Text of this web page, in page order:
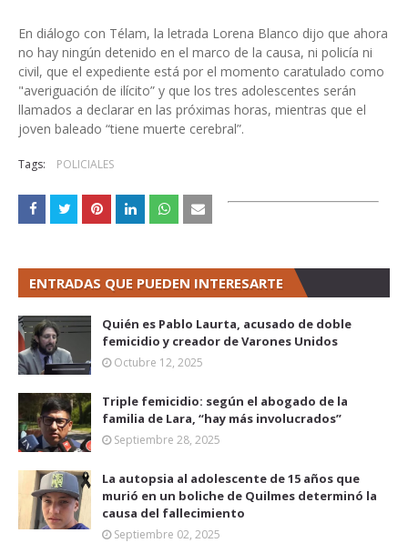
En diálogo con Télam, la letrada Lorena Blanco dijo que ahora
no hay ningún detenido en el marco de la causa, ni policía ni
civil, que el expediente está por el momento caratulado como
"averiguación de ilícito” y que los tres adolescentes serán
llamados a declarar en las próximas horas, mientras que el
joven baleado “tiene muerte cerebral”.
Tags: POLICIALES
ENTRADAS QUE PUEDEN INTERESARTE
Quién es Pablo Laurta, acusado de doble
femicidio y creador de Varones Unidos
Octubre 12, 2025
Triple femicidio: según el abogado de la
familia de Lara, “hay más involucrados”
Septiembre 28, 2025
La autopsia al adolescente de 15 años que
murió en un boliche de Quilmes determinó la
causa del fallecimiento
Septiembre 02, 2025